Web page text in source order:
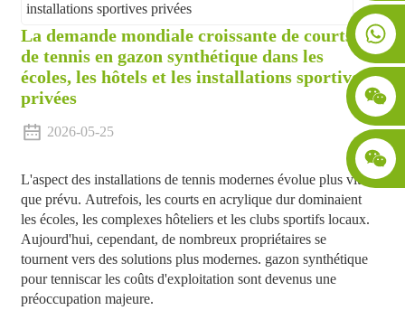
La demande mondiale croissante de courts
de tennis en gazon synthétique dans les
écoles, les hôtels et les installations sportives
privées
2026-05-25
L'aspect des installations de tennis modernes évolue plus vite
que prévu. Autrefois, les courts en acrylique dur dominaient
les écoles, les complexes hôteliers et les clubs sportifs locaux.
Aujourd'hui, cependant, de nombreux propriétaires se
tournent vers des solutions plus modernes. gazon synthétique
pour tenniscar les coûts d'exploitation sont devenus une
préoccupation majeure.